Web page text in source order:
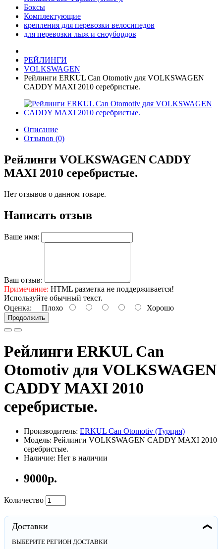
Боксы
Комплектующие
крепления для перевозки велосипедов
для перевозки лыж и сноубордов
РЕЙЛИНГИ
VOLKSWAGEN
Рейлинги ERKUL Can Otomotiv для VOLKSWAGEN
CADDY MAXI 2010 серебристые.
Описание
Отзывов (0)
Рейлинги VOLKSWAGEN CADDY
MAXI 2010 серебристые.
Нет отзывов о данном товаре.
Написать отзыв
Ваше имя:
Ваш отзыв:
Примечание: HTML разметка не поддерживается!
Используйте обычный текст.
Оценка: Плохо Хорошо
Продолжить
Рейлинги ERKUL Can
Otomotiv для VOLKSWAGEN
CADDY MAXI 2010
серебристые.
Производитель: ERKUL Can Otomotiv (Турция)
Модель: Рейлинги VOLKSWAGEN CADDY MAXI 2010
серебристые.
Наличие: Нет в наличии
9000р.
Количество
Доставки ❯
ВЫБЕРИТЕ РЕГИОН ДОСТАВКИ